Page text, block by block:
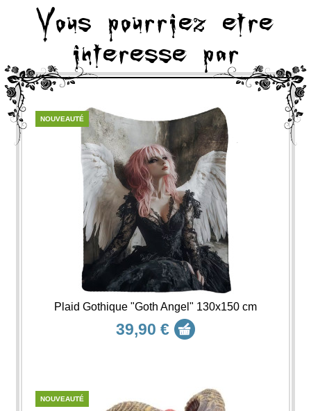
Vous pourriez etre
interesse par
NOUVEAUTÉ
Plaid Gothique "Goth Angel" 130x150 cm
39,90 €
NOUVEAUTÉ